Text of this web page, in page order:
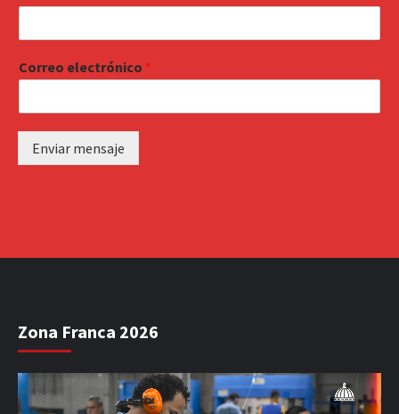
Correo electrónico *
Enviar mensaje
Zona Franca 2026
Reproductor
de